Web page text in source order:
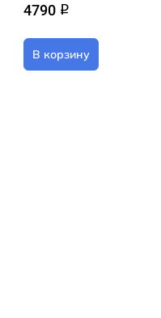
4790 q
В корзину